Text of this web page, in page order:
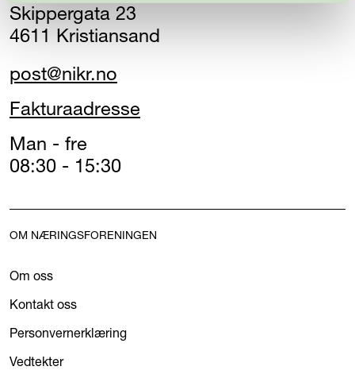
Skippergata 23
4611 Kristiansand
post@nikr.no
Fakturaadresse
Man - fre
08:30 - 15:30
OM NÆRINGSFORENINGEN
Om oss
Kontakt oss
Personvernerklæring
Vedtekter